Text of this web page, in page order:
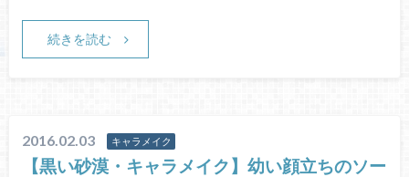
続きを読む
2016.02.03 キャラメイク
【黒い砂漠・キャラメイク】幼い顔立ちのソー